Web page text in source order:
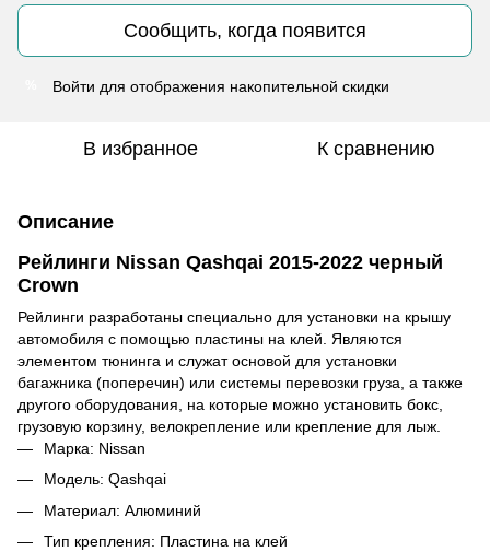
Сообщить, когда появится
Войти для отображения накопительной скидки
В избранное К сравнению
Описание
Рейлинги Nissan Qashqai 2015-2022 черный
Crown
Рейлинги разработаны специально для установки на крышу
автомобиля с помощью пластины на клей. Являются
элементом тюнинга и служат основой для установки
багажника (поперечин) или системы перевозки груза, а также
другого оборудования, на которые можно установить бокс,
грузовую корзину, велокрепление или крепление для лыж.
Марка: Nissan
Модель: Qashqai
Материал: Алюминий
Тип крепления: Пластина на клей